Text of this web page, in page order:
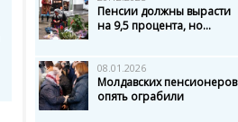
Пенсии должны вырасти
на 9,5 процента, но...
08.01.2026
Молдавских пенсионеров
опять ограбили